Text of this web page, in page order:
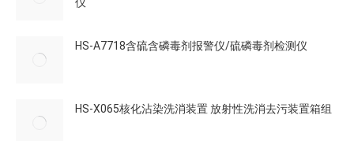
仪
HS-A7718含硫含磷毒剂报警仪/硫磷毒剂检测仪
HS-X065核化沾染洗消装置 放射性洗消去污装置箱组